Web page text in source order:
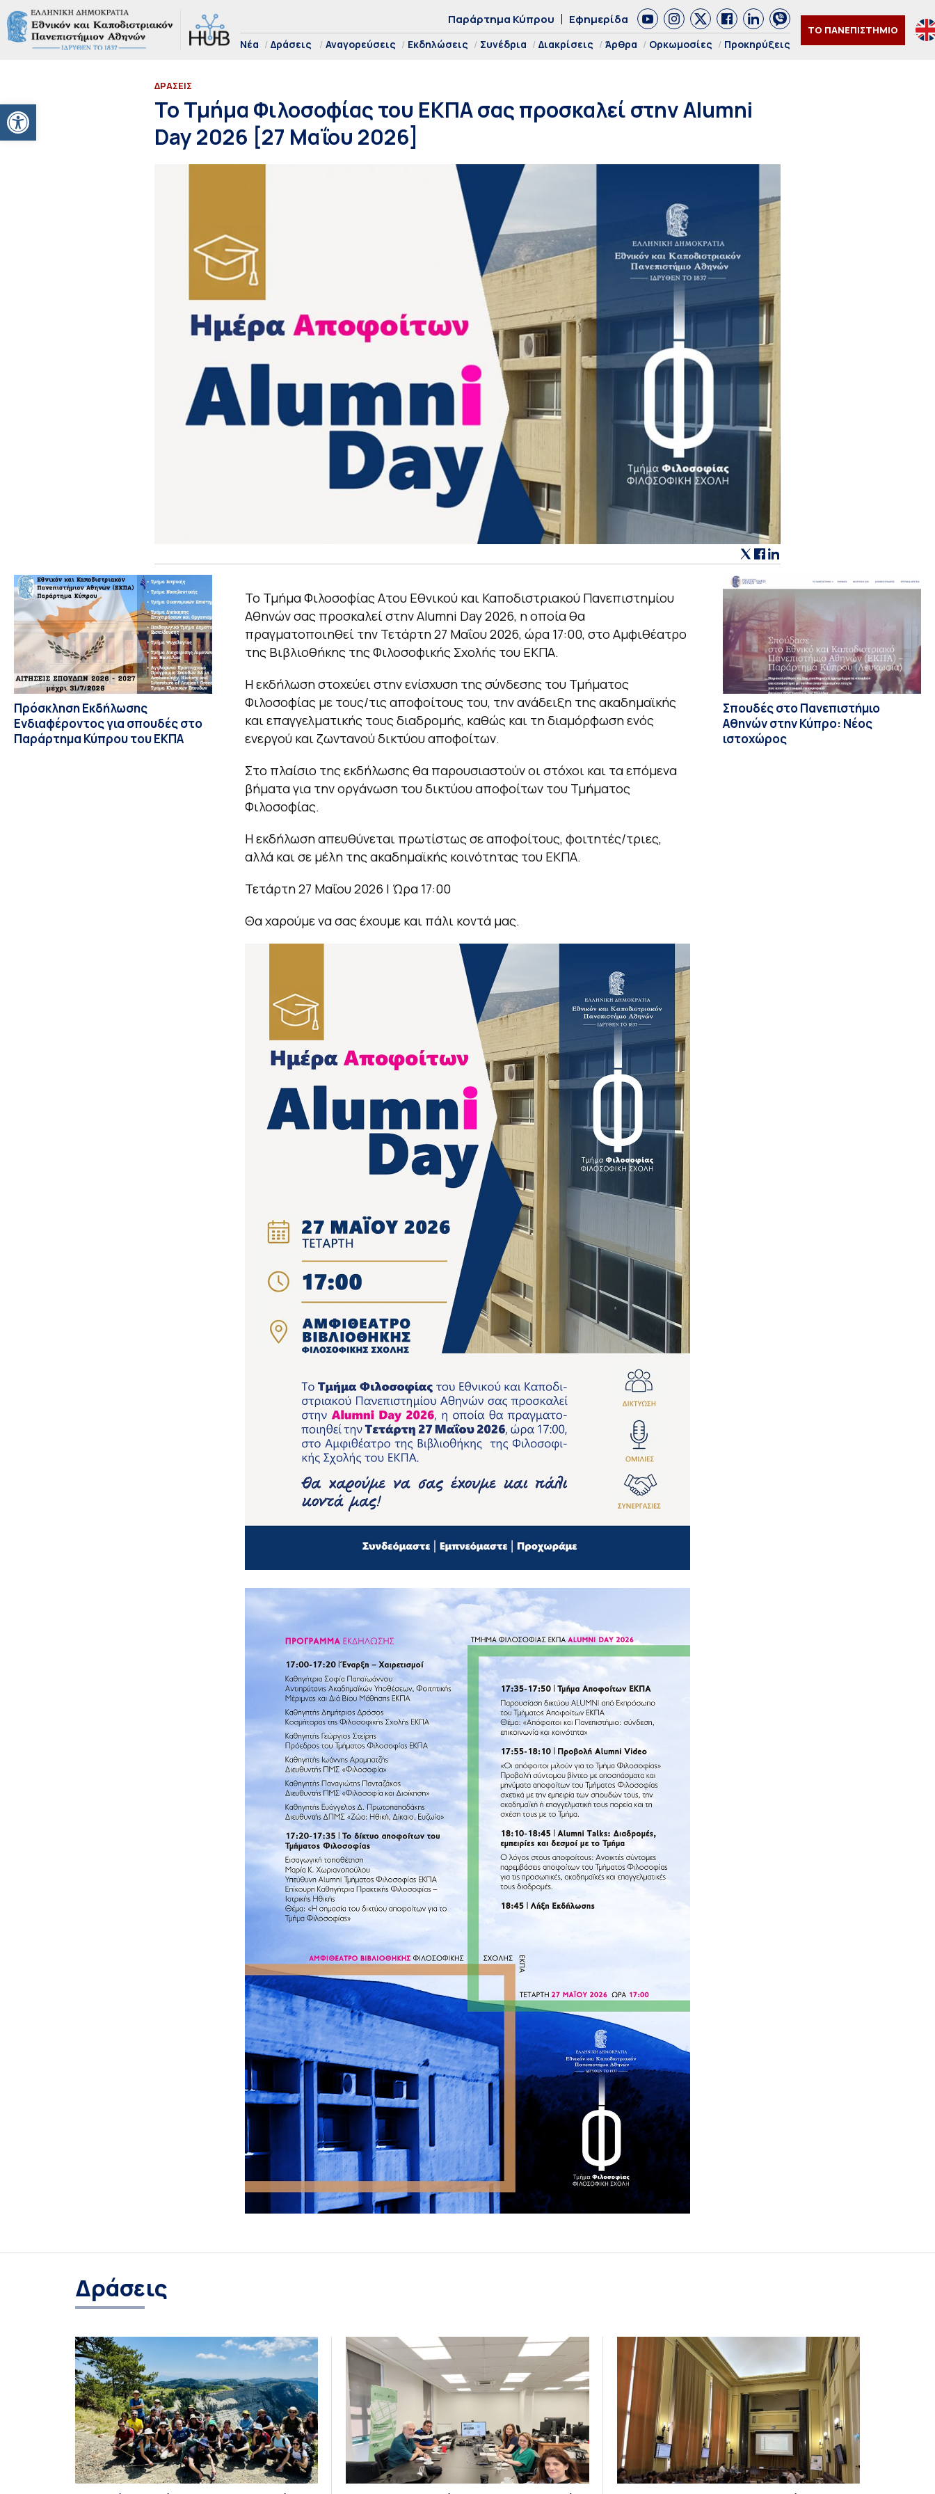
Ανοίξτε τη γραμμή εργαλείων
Παράρτημα Κύπρου Εφημερίδα
Νέα Δράσεις Αναγορεύσεις Εκδηλώσεις Συνέδρια Διακρίσεις Άρθρα Ορκωμοσίες Προκηρύξεις
ΤΟ ΠΑΝΕΠΙΣΤΗΜΙΟ
ΔΡΑΣΕΙΣ
Το Τμήμα Φιλοσοφίας του ΕΚΠΑ σας προσκαλεί στην Alumni
Day 2026 [27 Μαΐου 2026]
Πρόσκληση Εκδήλωσης
Ενδιαφέροντος για σπουδές στο
Παράρτημα Κύπρου του ΕΚΠΑ
Το Τμήμα Φιλοσοφίας Aτου Εθνικού και Καποδιστριακού Πανεπιστημίου
Αθηνών σας προσκαλεί στην Alumni Day 2026, η οποία θα
πραγματοποιηθεί την Τετάρτη 27 Μαΐου 2026, ώρα 17:00, στο Αμφιθέατρο
της Βιβλιοθήκης της Φιλοσοφικής Σχολής του ΕΚΠΑ.
Η εκδήλωση στοχεύει στην ενίσχυση της σύνδεσης του Τμήματος
Φιλοσοφίας με τους/τις αποφοίτους του, την ανάδειξη της ακαδημαϊκής
και επαγγελματικής τους διαδρομής, καθώς και τη διαμόρφωση ενός
ενεργού και ζωντανού δικτύου αποφοίτων.
Στο πλαίσιο της εκδήλωσης θα παρουσιαστούν οι στόχοι και τα επόμενα
βήματα για την οργάνωση του δικτύου αποφοίτων του Τμήματος
Φιλοσοφίας.
Η εκδήλωση απευθύνεται πρωτίστως σε αποφοίτους, φοιτητές/τριες,
αλλά και σε μέλη της ακαδημαϊκής κοινότητας του ΕΚΠΑ.
Τετάρτη 27 Μαΐου 2026 | Ώρα 17:00
Θα χαρούμε να σας έχουμε και πάλι κοντά μας.
Σπουδές στο Πανεπιστήμιο
Αθηνών στην Κύπρο: Νέος
ιστοχώρος
Δράσεις